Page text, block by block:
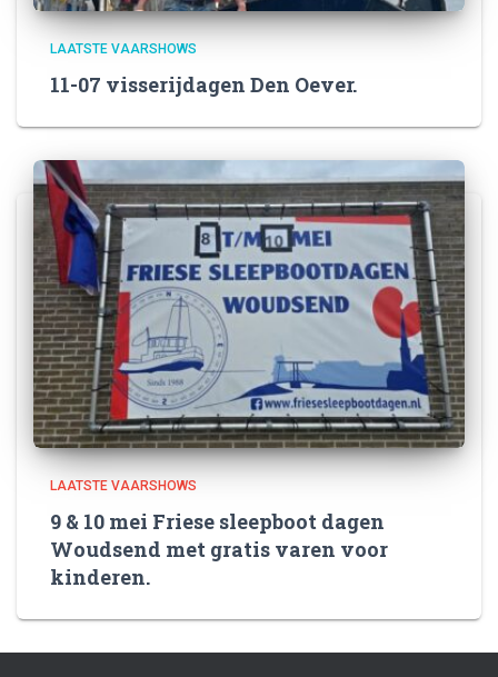
LAATSTE VAARSHOWS
11-07 visserijdagen Den Oever.
LAATSTE VAARSHOWS
9 & 10 mei Friese sleepboot dagen
Woudsend met gratis varen voor
kinderen.